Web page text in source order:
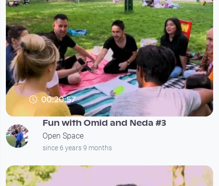
00:20:57
Fun with Omid and Neda #3
Open Space
since 6 years 9 months